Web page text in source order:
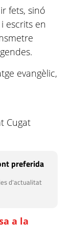
fets, sinó
escrits en
evangèlic,
Cugat
preferida
d'actualitat
a la